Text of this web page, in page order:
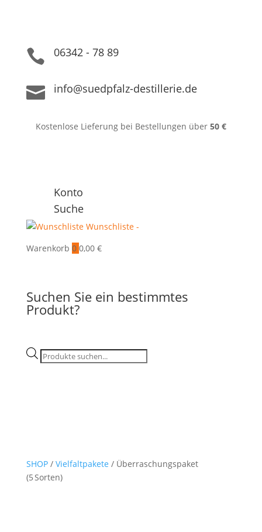
 06342 - 78 89
 info@suedpfalz-destillerie.de
Kostenlose Lieferung bei Bestellungen über 50 €
Konto
Suche
Wunschliste -
Warenkorb 0 0,00 €
Suchen Sie ein bestimmtes
Produkt?
Products
search
SHOP/ Vielfaltpakete / Überraschungspaket
(5 Sorten)